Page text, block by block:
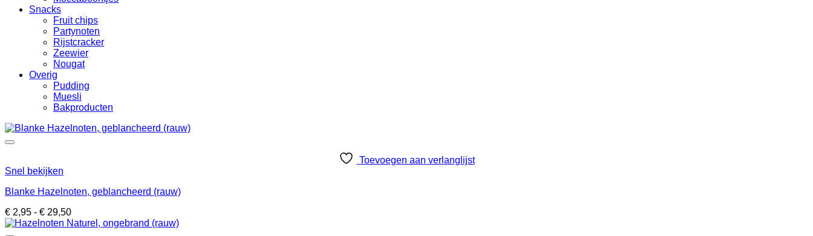
Snacks
Fruit chips
Partynoten
Rijstcracker
Zeewier
Nougat
Overig
Pudding
Muesli
Bakproducten
Toevoegen aan verlanglijst
Snel bekijken
Blanke Hazelnoten, geblancheerd (rauw)
€ 2,95 - € 29,50Prijsklasse:
€ 2,95